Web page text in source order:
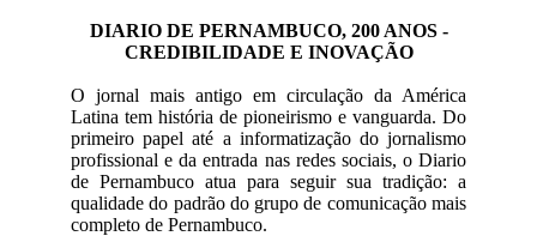
DIARIO DE PERNAMBUCO, 200 ANOS -
CREDIBILIDADE E INOVAÇÃO
O jornal mais antigo em circulação da América
Latina tem história de pioneirismo e vanguarda. Do
primeiro papel até a informatização do jornalismo
profissional e da entrada nas redes sociais, o Diario
de Pernambuco atua para seguir sua tradição: a
qualidade do padrão do grupo de comunicação mais
completo de Pernambuco.